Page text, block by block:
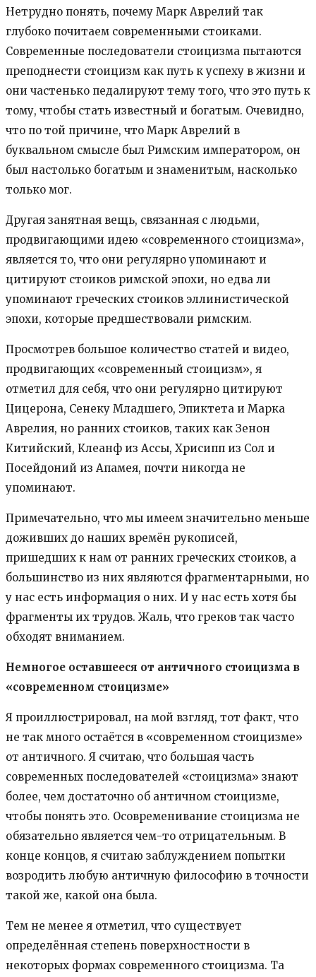
Нетрудно понять, почему Марк Аврелий так
глубоко почитаем современными стоиками.
Современные последователи стоицизма пытаются
преподнести стоицизм как путь к успеху в жизни и
они частенько педалируют тему того, что это путь к
тому, чтобы стать известный и богатым. Очевидно,
что по той причине, что Марк Аврелий в
буквальном смысле был Римским императором, он
был настолько богатым и знаменитым, насколько
только мог.
Другая занятная вещь, связанная с людьми,
продвигающими идею «современного стоицизма»,
является то, что они регулярно упоминают и
цитируют стоиков римской эпохи, но едва ли
упоминают греческих стоиков эллинистической
эпохи, которые предшествовали римским.
Просмотрев большое количество статей и видео,
продвигающих «современный стоицизм», я
отметил для себя, что они регулярно цитируют
Цицерона, Сенеку Младшего, Эпиктета и Марка
Аврелия, но ранних стоиков, таких как Зенон
Китийский, Клеанф из Ассы, Хрисипп из Сол и
Посейдоний из Апамея, почти никогда не
упоминают.
Примечательно, что мы имеем значительно меньше
доживших до наших времён рукописей,
пришедших к нам от ранних греческих стоиков, а
большинство из них являются фрагментарными, но
у нас есть информация о них. И у нас есть хотя бы
фрагменты их трудов. Жаль, что греков так часто
обходят вниманием.
Немногое оставшееся от античного стоицизма в
«современном стоицизме»
Я проиллюстрировал, на мой взгляд, тот факт, что
не так много остаётся в «современном стоицизме»
от античного. Я считаю, что большая часть
современных последователей «стоицизма» знают
более, чем достаточно об античном стоицизме,
чтобы понять это. Осовременивание стоицизма не
обязательно является чем-то отрицательным. В
конце концов, я считаю заблуждением попытки
возродить любую античную философию в точности
такой же, какой она была.
Тем не менее я отметил, что существует
определённая степень поверхностности в
некоторых формах современного стоицизма. Та